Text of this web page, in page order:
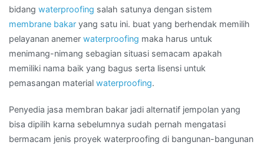
SURABAYA
bidang waterproofing salah satunya dengan sistem
membrane bakar yang satu ini. buat yang berhendak memilih
pelayanan anemer waterproofing maka harus untuk
menimang-nimang sebagian situasi semacam apakah
memiliki nama baik yang bagus serta lisensi untuk
pemasangan material waterproofing.
Penyedia jasa membran bakar jadi alternatif jempolan yang
bisa dipilih karna sebelumnya sudah pernah mengatasi
bermacam jenis proyek waterproofing di bangunan-bangunan